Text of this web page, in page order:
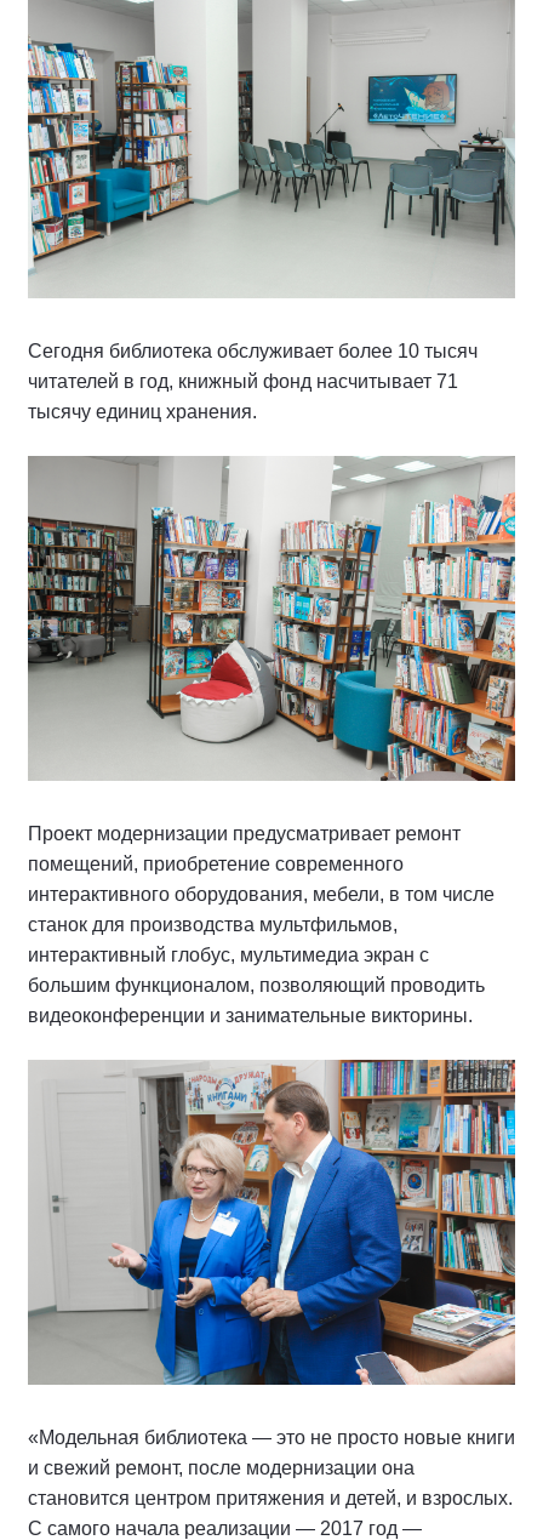
Сегодня библиотека обслуживает более 10 тысяч
читателей в год, книжный фонд насчитывает 71
тысячу единиц хранения.
Проект модернизации предусматривает ремонт
помещений, приобретение современного
интерактивного оборудования, мебели, в том числе
станок для производства мультфильмов,
интерактивный глобус, мультимедиа экран с
большим функционалом, позволяющий проводить
видеоконференции и занимательные викторины.
«Модельная библиотека — это не просто новые книги
и свежий ремонт, после модернизации она
становится центром притяжения и детей, и взрослых.
С самого начала реализации — 2017 год —